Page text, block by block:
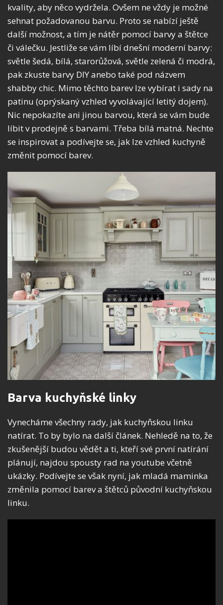
kvality, aby něco vydržela. Ovšem ne vždy je možné
sehnat požadovanou barvu. Proto se nabízí ještě
další možnost, a tím je nátěr pomocí barvy a štětce
či válečku. Jestliže se vám líbí dnešní moderní barvy:
světle šedá, bílá, starorůžová, světle zelená či modrá,
pak zkuste barvy DIY anebo také pod názvem
shabby chic. Mimo těchto barev lze vybírat i sady na
patinu (oprýskaný vzhled vyvolávající letitý dojem).
Nic nepokazíte ani jinou barvou, která se vám bude
líbit v prodejně s barvami. Třeba bílá matná. Nechte
se inspirovat a podívejte se, jak lze vzhled kuchyně
změnit pomocí barev.
Barva kuchyňské linky
Vynecháme všechny rady, jak kuchyňskou linku
natírat. To by bylo na další článek. Nehledě na to, že
zkušenější budou vědět a ti, kteří své první natírání
plánují, najdou spousty rad na youtube včetně
ukázky. Podívejte se však nyní, jak mladá maminka
změnila pomocí barev a štětců původní kuchyňskou
linku.